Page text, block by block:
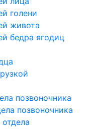
голени
живота
бедра ягодиц
позвоночника
позвоночника